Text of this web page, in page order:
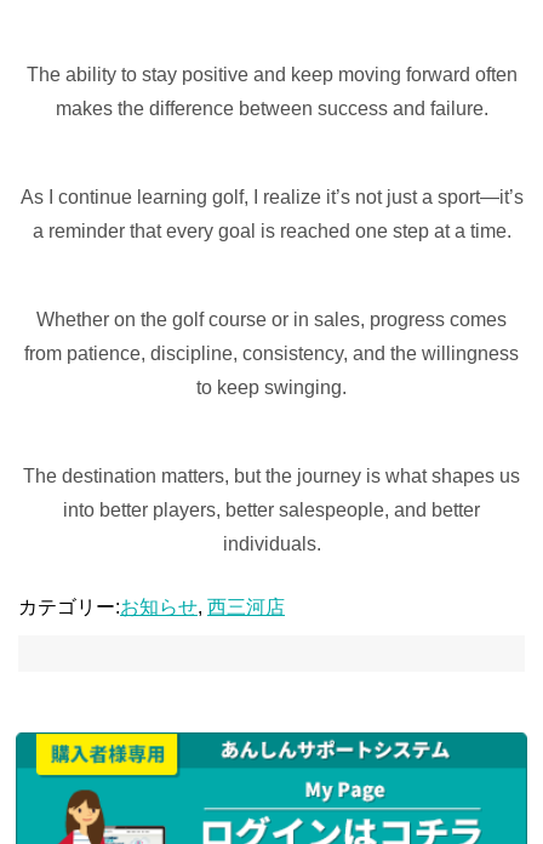
The ability to stay positive and keep moving forward often
makes the difference between success and failure.
As I continue learning golf, I realize it’s not just a sport—it’s
a reminder that every goal is reached one step at a time.
Whether on the golf course or in sales, progress comes
from patience, discipline, consistency, and the willingness
to keep swinging.
The destination matters, but the journey is what shapes us
into better players, better salespeople, and better
individuals.
カテゴリー:お知らせ, 西三河店